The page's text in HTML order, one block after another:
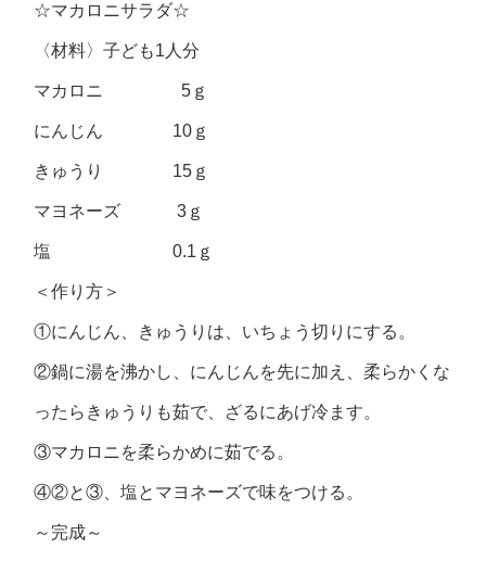
☆マカロニサラダ☆
〈材料〉子ども1人分
マカロニ 5ｇ
にんじん 10ｇ
きゅうり 15ｇ
マヨネーズ 3ｇ
塩 0.1ｇ
＜作り方＞
①にんじん、きゅうりは、いちょう切りにする。
②鍋に湯を沸かし、にんじんを先に加え、柔らかくな
ったらきゅうりも茹で、ざるにあげ冷ます。
③マカロニを柔らかめに茹でる。
④②と③、塩とマヨネーズで味をつける。
～完成～